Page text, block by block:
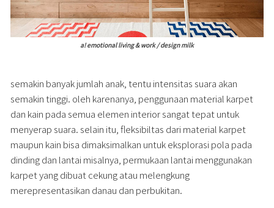
a! emotional living & work / design milk
semakin banyak jumlah anak, tentu intensitas suara akan
semakin tinggi. oleh karenanya, penggunaan material karpet
dan kain pada semua elemen interior sangat tepat untuk
menyerap suara. selain itu, fleksibiltas dari material karpet
maupun kain bisa dimaksimalkan untuk eksplorasi pola pada
dinding dan lantai misalnya, permukaan lantai menggunakan
karpet yang dibuat cekung atau melengkung
merepresentasikan danau dan perbukitan.